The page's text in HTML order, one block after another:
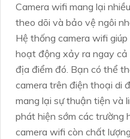
Camera wifi mang lại
theo dõi và bảo vệ ngôi
Hệ thống camera wifi
hoạt động xảy ra ngay
địa điểm đó. Bạn có thể
camera trên điện thoại di
mang lại sự thuận tiện và
phát hiện sớm các trường
camera wifi còn chất